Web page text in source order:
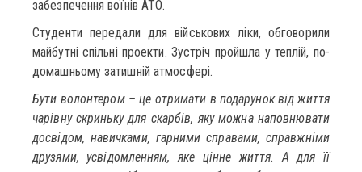
забезпечення воїнів АТО.
Студенти передали для військових ліки, обговорили
майбутні спільні проекти. Зустріч пройшла у теплій, по-
домашньому затишній атмосфері.
Бути волонтером – це отримати в подарунок від життя
чарівну скриньку для скарбів, яку можна наповнювати
досвідом, навичками, гарними справами, справжніми
друзями, усвідомленням, яке цінне життя. А для її